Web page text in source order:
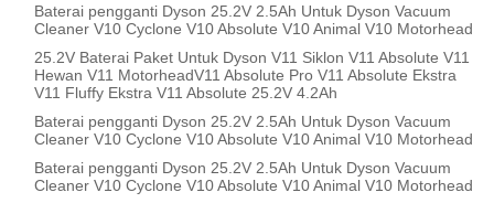
Baterai pengganti Dyson 25.2V 2.5Ah Untuk Dyson Vacuum
Cleaner V10 Cyclone V10 Absolute V10 Animal V10 Motorhead
25.2V Baterai Paket Untuk Dyson V11 Siklon V11 Absolute V11
Hewan V11 MotorheadV11 Absolute Pro V11 Absolute Ekstra
V11 Fluffy Ekstra V11 Absolute 25.2V 4.2Ah
Baterai pengganti Dyson 25.2V 2.5Ah Untuk Dyson Vacuum
Cleaner V10 Cyclone V10 Absolute V10 Animal V10 Motorhead
Baterai pengganti Dyson 25.2V 2.5Ah Untuk Dyson Vacuum
Cleaner V10 Cyclone V10 Absolute V10 Animal V10 Motorhead